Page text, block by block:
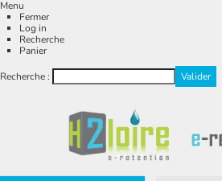
Menu
Fermer
Log in
Recherche
Panier
Recherche :